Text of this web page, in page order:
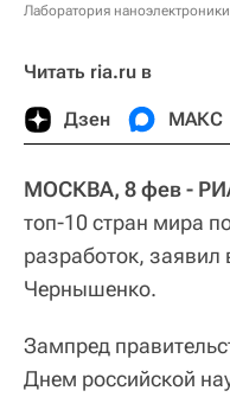
Лаборатория
Читать ria.ru в
Дзен МАКС
МОСКВА, 8 фев -
топ-10 стран мира
разработок,
Чернышенко.
Зампред
Днем российской